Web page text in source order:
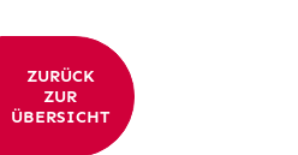
ZURÜCK
ZUR
ÜBERSICHT